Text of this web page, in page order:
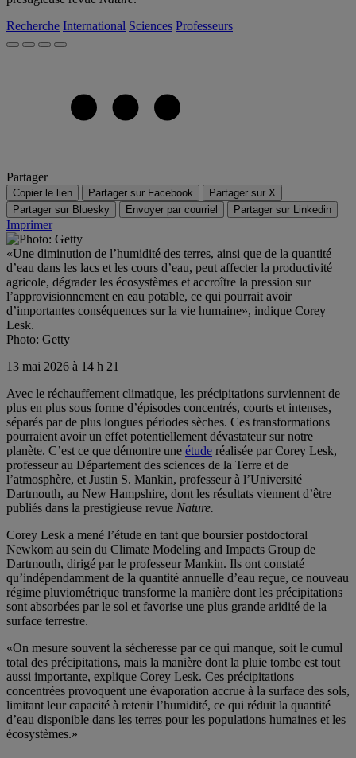
Recherche International Sciences Professeurs
Partager
Copier le lien Partager sur Facebook
Partager sur X
Partager sur Bluesky
Envoyer par courriel Partager sur Linkedin
Imprimer
«Une diminution de l’humidité des terres, ainsi que de la quantité
d’eau dans les lacs et les cours d’eau, peut affecter la productivité
agricole, dégrader les écosystèmes et accroître la pression sur
l’approvisionnement en eau potable, ce qui pourrait avoir
d’importantes conséquences sur la vie humaine», indique Corey
Lesk.
Photo: Getty
13 mai 2026 à 14 h 21
Avec le réchauffement climatique, les précipitations surviennent de
plus en plus sous forme d’épisodes concentrés, courts et intenses,
séparés par de plus longues périodes sèches. Ces transformations
pourraient avoir un effet potentiellement dévastateur sur notre
planète. C’est ce que démontre une étude réalisée par Corey Lesk,
professeur au Département des sciences de la Terre et de
l’atmosphère, et Justin S. Mankin, professeur à l’Université
Dartmouth, au New Hampshire, dont les résultats viennent d’être
publiés dans la prestigieuse revue Nature.
Corey Lesk a mené l’étude en tant que boursier postdoctoral
Newkom au sein du Climate Modeling and Impacts Group de
Dartmouth, dirigé par le professeur Mankin. Ils ont constaté
qu’indépendamment de la quantité annuelle d’eau reçue, ce nouveau
régime pluviométrique transforme la manière dont les précipitations
sont absorbées par le sol et favorise une plus grande aridité de la
surface terrestre.
«On mesure souvent la sécheresse par ce qui manque, soit le cumul
total des précipitations, mais la manière dont la pluie tombe est tout
aussi importante, explique Corey Lesk. Ces précipitations
concentrées provoquent une évaporation accrue à la surface des sols,
limitant leur capacité à retenir l’humidité, ce qui réduit la quantité
d’eau disponible dans les terres pour les populations humaines et les
écosystèmes.»